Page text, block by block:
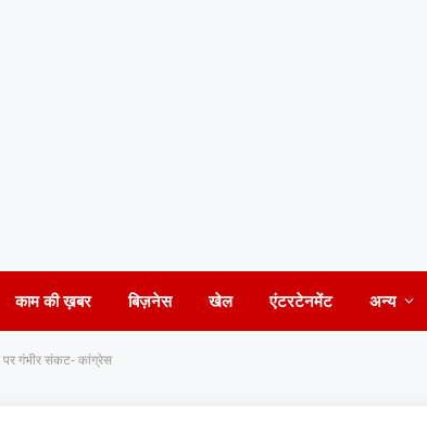
काम की ख़बर बिज़नेस खेल एंटरटेनमेंट अन्य
पर गंभीर संकट- कांग्रेस